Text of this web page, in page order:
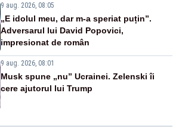
9 aug. 2026, 08:05
„E idolul meu, dar m-a speriat puțin”.
Adversarul lui David Popovici,
impresionat de român
9 aug. 2026, 08:01
Musk spune „nu” Ucrainei. Zelenski îi
cere ajutorul lui Trump